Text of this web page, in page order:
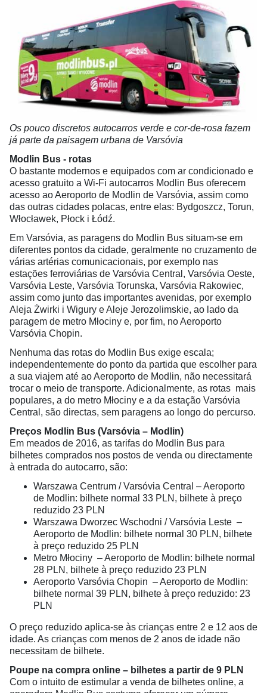
Os pouco discretos autocarros verde e cor-de-rosa fazem
já parte da paisagem urbana de Varsóvia
Modlin Bus - rotas
O bastante modernos e equipados com ar condicionado e
acesso gratuito a Wi-Fi autocarros Modlin Bus oferecem
acesso ao Aeroporto de Modlin de Varsóvia, assim como
das outras cidades polacas, entre elas: Bydgoszcz, Torun,
Włocławek, Płock i Łódź.
Em Varsóvia, as paragens do Modlin Bus situam-se em
diferentes pontos da cidade, geralmente no cruzamento de
várias artérias comunicacionais, por exemplo nas
estações ferroviárias de Varsóvia Central, Varsóvia Oeste,
Varsóvia Leste, Varsóvia Torunska, Varsóvia Rakowiec,
assim como junto das importantes avenidas, por exemplo
Aleja Żwirki i Wigury e Aleje Jerozolimskie, ao lado da
paragem de metro Młociny e, por fim, no Aeroporto
Varsóvia Chopin.
Nenhuma das rotas do Modlin Bus exige escala;
independentemente do ponto da partida que escolher para
a sua viajem até ao Aeroporto de Modlin, não necessitará
trocar o meio de transporte. Adicionalmente, as rotas mais
populares, a do metro Młociny e a da estação Varsóvia
Central, são directas, sem paragens ao longo do percurso.
Preços Modlin Bus (Varsóvia – Modlin)
Em meados de 2016, as tarifas do Modlin Bus para
bilhetes comprados nos postos de venda ou directamente
à entrada do autocarro, são:
Warszawa Centrum / Varsóvia Central – Aeroporto
de Modlin: bilhete normal 33 PLN, bilhete à preço
reduzido 23 PLN
Warszawa Dworzec Wschodni / Varsóvia Leste –
Aeroporto de Modlin: bilhete normal 30 PLN, bilhete
à preço reduzido 25 PLN
Metro Młociny – Aeroporto de Modlin: bilhete normal
28 PLN, bilhete à preço reduzido 23 PLN
Aeroporto Varsóvia Chopin – Aeroporto de Modlin:
bilhete normal 39 PLN, bilhete à preço reduzido: 23
PLN
O preço reduzido aplica-se às crianças entre 2 e 12 aos de
idade. As crianças com menos de 2 anos de idade não
necessitam de bilhete.
Poupe na compra online – bilhetes a partir de 9 PLN
Com o intuito de estimular a venda de bilhetes online, a